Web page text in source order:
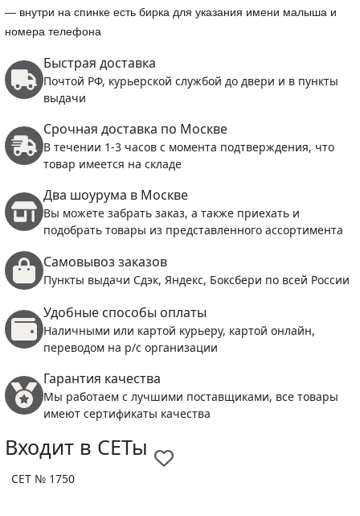
— внутри на спинке есть бирка для указания имени малыша и
номера телефона
Быстрая доставка
Почтой РФ, курьерской службой до двери и в пункты
выдачи
Срочная доставка по Москве
В течении 1-3 часов с момента подтверждения, что
товар имеется на складе
Два шоурума в Москве
Вы можете забрать заказ, а также приехать и
подобрать товары из представленного ассортимента
Самовывоз заказов
Пункты выдачи Сдэк, Яндекс, Боксбери по всей России
Удобные способы оплаты
Наличными или картой курьеру, картой онлайн,
переводом на р/с организации
Гарантия качества
Мы работаем с лучшими поставщиками, все товары
имеют сертификаты качества
Входит в СЕТы
СЕТ № 1750